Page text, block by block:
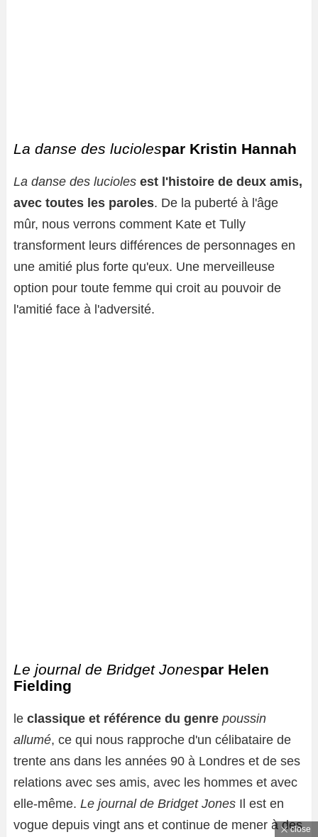
La danse des luciolespar Kristin Hannah
La danse des lucioles est l'histoire de deux amis,
avec toutes les paroles. De la puberté à l'âge
mûr, nous verrons comment Kate et Tully
transforment leurs différences de personnages en
une amitié plus forte qu'eux. Une merveilleuse
option pour toute femme qui croit au pouvoir de
l'amitié face à l'adversité.
Le journal de Bridget Jonespar Helen
Fielding
le classique et référence du genre poussin
allumé, ce qui nous rapproche d'un célibataire de
trente ans dans les années 90 à Londres et de ses
relations avec ses amis, avec les hommes et avec
elle-même. Le journal de Bridget Jones Il est en
vogue depuis vingt ans et continue de mener à des
close